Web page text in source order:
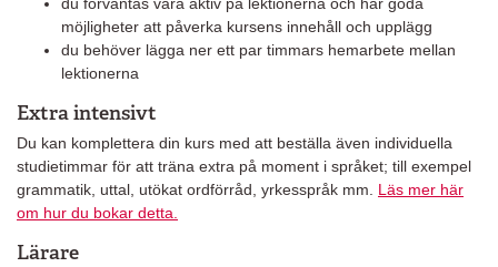
möjligheter att påverka kursens innehåll och upplägg
du behöver lägga ner ett par timmars hemarbete mellan
lektionerna
Extra intensivt
Du kan komplettera din kurs med att beställa även individuella
studietimmar för att träna extra på moment i språket; till exempel
grammatik, uttal, utökat ordförråd, yrkesspråk mm. Läs mer här
om hur du bokar detta.
Lärare